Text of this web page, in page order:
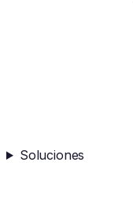
Soluciones